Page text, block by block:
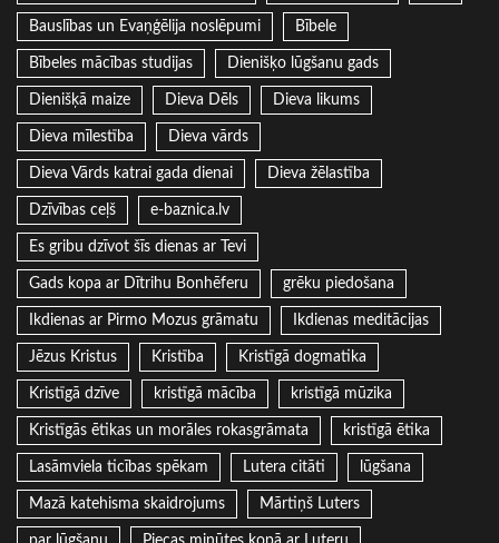
Bauslības un Evaņģēlija noslēpumi Bībele
Bībeles mācības studijas Dienišķo lūgšanu gads
Dienišķā maize Dieva Dēls Dieva likums
Dieva mīlestība Dieva vārds
Dieva Vārds katrai gada dienai Dieva žēlastība
Dzīvības ceļš e-baznica.lv
Es gribu dzīvot šīs dienas ar Tevi
Gads kopa ar Dītrihu Bonhēferu grēku piedošana
Ikdienas ar Pirmo Mozus grāmatu Ikdienas meditācijas
Jēzus Kristus Kristība Kristīgā dogmatika
Kristīgā dzīve kristīgā mācība kristīgā mūzika
Kristīgās ētikas un morāles rokasgrāmata kristīgā ētika
Lasāmviela ticības spēkam Lutera citāti lūgšana
Mazā katehisma skaidrojums Mārtiņš Luters